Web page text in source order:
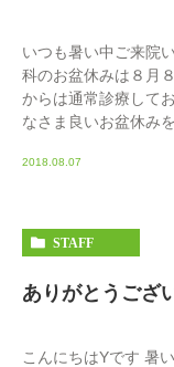
いつも暑い中ご来院
科のお盆休みは８月
からは通常診療して
なさま良いお盆休み
2018.08.07
STAFF
ありがとうござ
こんにちはYです 暑